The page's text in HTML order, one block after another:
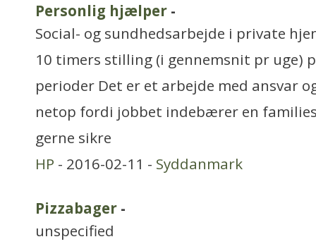
Personlig hjælper -
Social- og sundhedsarbejde i private
10 timers stilling (i gennemsnit pr uge)
perioder Det er et arbejde med ansvar
netop fordi jobbet indebærer en
gerne sikre
HP - 2016-02-11 - Syddanmark
Pizzabager -
unspecified